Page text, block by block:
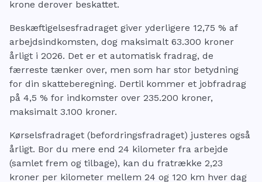
krone derover beskattet.
Beskæftigelsesfradraget giver yderligere 12,75 % af
arbejdsindkomsten, dog maksimalt 63.300 kroner
årligt i 2026. Det er et automatisk fradrag, de
færreste tænker over, men som har stor betydning
for din skatteberegning. Dertil kommer et jobfradrag
på 4,5 % for indkomster over 235.200 kroner,
maksimalt 3.100 kroner.
Kørselsfradraget (befordringsfradraget) justeres også
årligt. Bor du mere end 24 kilometer fra arbejde
(samlet frem og tilbage), kan du fratrække 2,23
kroner per kilometer mellem 24 og 120 km hver dag